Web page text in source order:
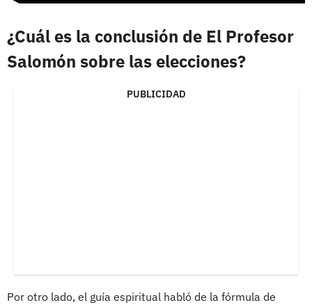
¿Cuál es la conclusión de El Profesor
Salomón sobre las elecciones?
PUBLICIDAD
Por otro lado, el guía espiritual habló de la fórmula de